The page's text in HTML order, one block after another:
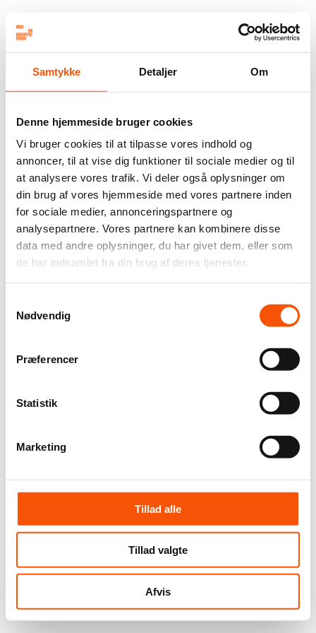
Samtykke Detaljer Om
Denne hjemmeside bruger cookies
Vi bruger cookies til at tilpasse vores indhold og
annoncer, til at vise dig funktioner til sociale medier og til
at analysere vores trafik. Vi deler også oplysninger om
din brug af vores hjemmeside med vores partnere inden
for sociale medier, annonceringspartnere og
analysepartnere. Vores partnere kan kombinere disse
data med andre oplysninger, du har givet dem, eller som
de har indsamlet fra din brug af deres tjenester.
Nødvendig
Præferencer
Statistik
Marketing
Tillad alle
Tillad valgte
Afvis